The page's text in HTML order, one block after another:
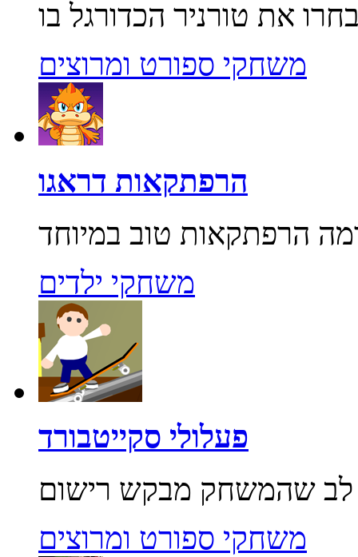
משחקי ספורט ומרוצים
הרפתקאות דראגו
משחקי ילדים
פעלולי סקייטבורד
משחקי ספורט ומרוצים